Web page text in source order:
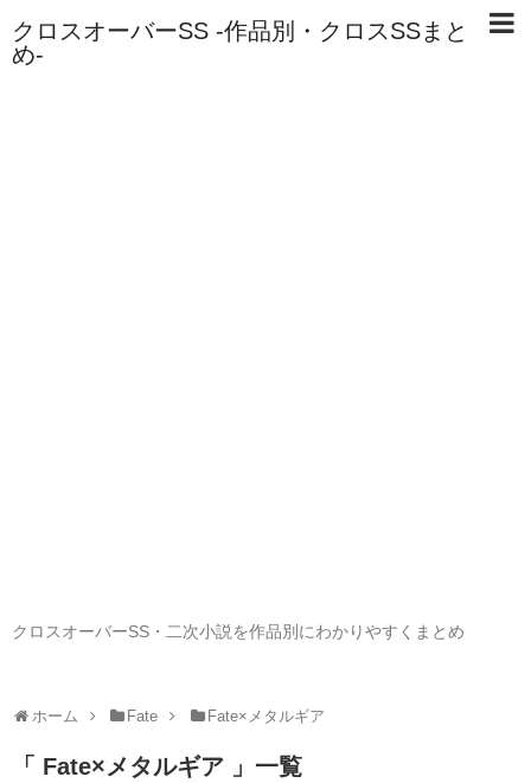
クロスオーバーSS -作品別・クロスSSまと
め-
クロスオーバーSS・二次小説を作品別にわかりやすくまとめ
ホーム Fate Fate×メタルギア
「 Fate×メタルギア 」一覧